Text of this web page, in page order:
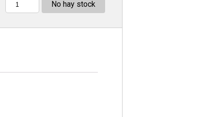
Cantidad No hay stock